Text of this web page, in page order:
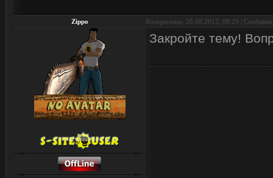
Zippo Воскресенье, 26.08.2012, 08:29 |
Закройте тему!